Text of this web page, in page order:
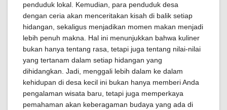
penduduk lokal. Kemudian, para penduduk desa
dengan ceria akan menceritakan kisah di balik setiap
hidangan, sekaligus menjadikan momen makan menjadi
lebih penuh makna. Hal ini menunjukkan bahwa kuliner
bukan hanya tentang rasa, tetapi juga tentang nilai-nilai
yang tertanam dalam setiap hidangan yang
dihidangkan. Jadi, menggali lebih dalam ke dalam
kehidupan di desa kecil ini bukan hanya memberi Anda
pengalaman wisata baru, tetapi juga memperkaya
pemahaman akan keberagaman budaya yang ada di